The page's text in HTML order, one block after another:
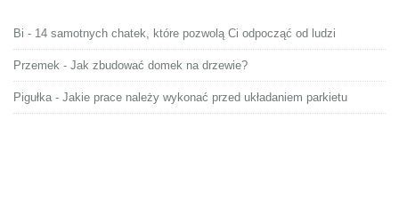
Bi - 14 samotnych chatek, które pozwolą Ci odpocząć od ludzi
Przemek - Jak zbudować domek na drzewie?
Pigułka - Jakie prace należy wykonać przed układaniem parkietu